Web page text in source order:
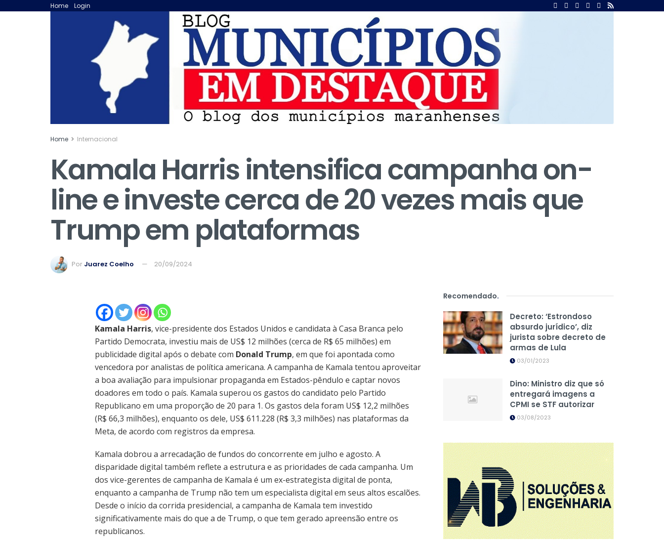
Home Login
Home Internacional
Kamala Harris intensifica campanha on-
line e investe cerca de 20 vezes mais que
Trump em plataformas
Por Juarez Coelho 20/09/2024
Kamala Harris, vice-presidente dos Estados Unidos e candidata à Casa Branca pelo
Partido Democrata, investiu mais de US$ 12 milhões (cerca de R$ 65 milhões) em
publicidade digital após o debate com Donald Trump, em que foi apontada como
vencedora por analistas de política americana. A campanha de Kamala tentou aproveitar
a boa avaliação para impulsionar propaganda em Estados-pêndulo e captar novos
doadores em todo o país. Kamala superou os gastos do candidato pelo Partido
Republicano em uma proporção de 20 para 1. Os gastos dela foram US$ 12,2 milhões
(R$ 66,3 milhões), enquanto os dele, US$ 611.228 (R$ 3,3 milhões) nas plataformas da
Meta, de acordo com registros da empresa.
Kamala dobrou a arrecadação de fundos do concorrente em julho e agosto. A
disparidade digital também reflete a estrutura e as prioridades de cada campanha. Um
dos vice-gerentes de campanha de Kamala é um ex-estrategista digital de ponta,
enquanto a campanha de Trump não tem um especialista digital em seus altos escalões.
Desde o início da corrida presidencial, a campanha de Kamala tem investido
significativamente mais do que a de Trump, o que tem gerado apreensão entre os
republicanos.
Recomendado.
Decreto: ‘Estrondoso
absurdo jurídico’, diz
jurista sobre decreto de
armas de Lula
03/01/2023
Dino: Ministro diz que só
entregará imagens a
CPMI se STF autorizar
03/08/2023